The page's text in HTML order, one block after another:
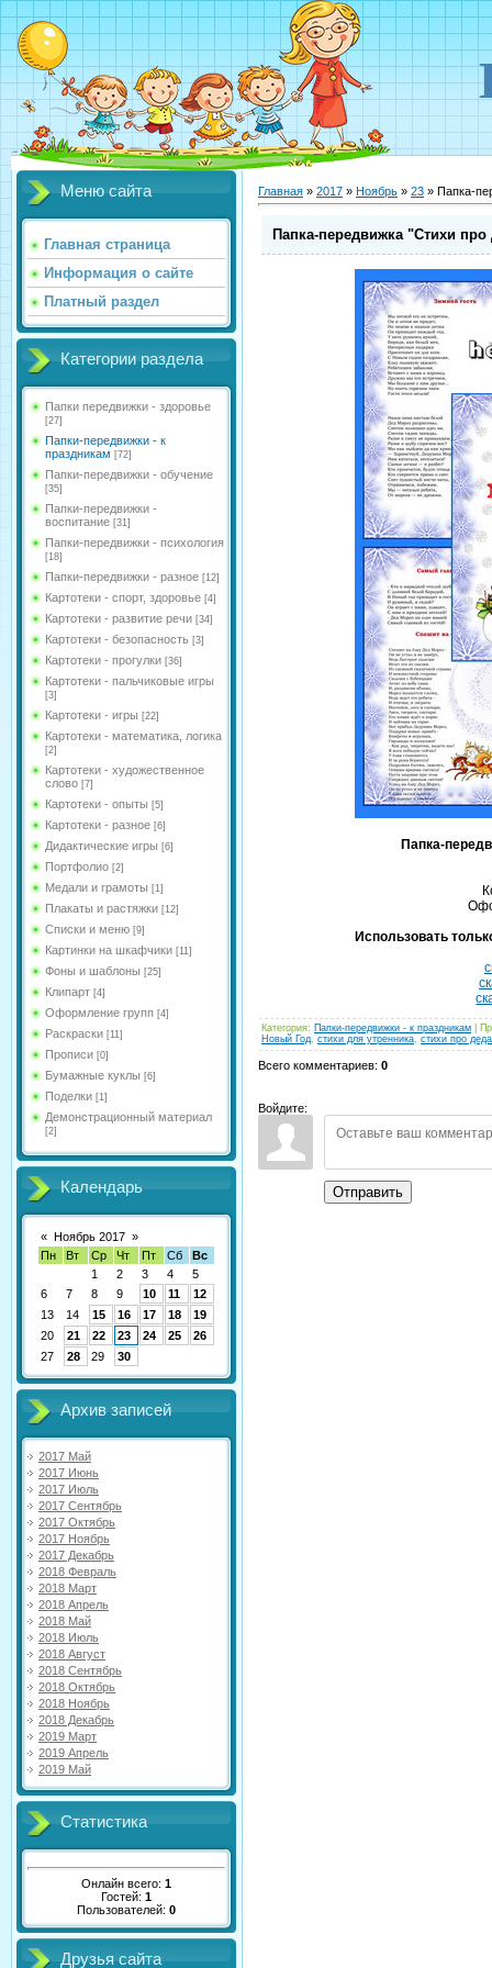
Меню сайта
Главная страница
Информация о сайте
Платный раздел
Категории раздела
Папки передвижки - здоровье
[27]
Папки-передвижки - к
праздникам [72]
Папки-передвижки - обучение
[35]
Папки-передвижки -
воспитание [31]
Папки-передвижки - психология
[18]
Папки-передвижки - разное [12]
Картотеки - спорт, здоровье [4]
Картотеки - развитие речи [34]
Картотеки - безопасность [3]
Картотеки - прогулки [36]
Картотеки - пальчиковые игры
[3]
Картотеки - игры [22]
Картотеки - математика, логика
[2]
Картотеки - художественное
слово [7]
Картотеки - опыты [5]
Картотеки - разное [6]
Дидактические игры [6]
Портфолио [2]
Медали и грамоты [1]
Плакаты и растяжки [12]
Списки и меню [9]
Картинки на шкафчики [11]
Фоны и шаблоны [25]
Клипарт [4]
Оформление групп [4]
Раскраски [11]
Прописи [0]
Бумажные куклы [6]
Поделки [1]
Демонстрационный материал
[2]
Календарь
« Ноябрь 2017 »
Пн
Вт Ср Чт Пт Сб
Вс
1
2 3 4
5
6
7 8 9 10 11
12
13
14 15 16 17 18
19
20
21 22 23 24 25
26
27
28 29 30
Архив записей
2017 Май
2017 Июнь
2017 Июль
2017 Сентябрь
2017 Октябрь
2017 Ноябрь
2017 Декабрь
2018 Февраль
2018 Март
2018 Апрель
2018 Май
2018 Июль
2018 Август
2018 Сентябрь
2018 Октябрь
2018 Ноябрь
2018 Декабрь
2019 Март
2019 Апрель
2019 Май
Статистика
Онлайн всего: 1
Гостей: 1
Пользователей: 0
Друзья сайта
Главная » 2017 » Ноябрь » 23 » Папка-
Папка-передвижка "Стихи
Папка-
Использовать
Категория: Папки-передвижки - к праздникам
Новый Год, стихи для утренника, стихи про
Всего комментариев: 0
Войдите:
Отправить